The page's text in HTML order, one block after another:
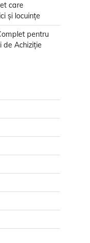
care
și locuințe
pentru
de Achiziție